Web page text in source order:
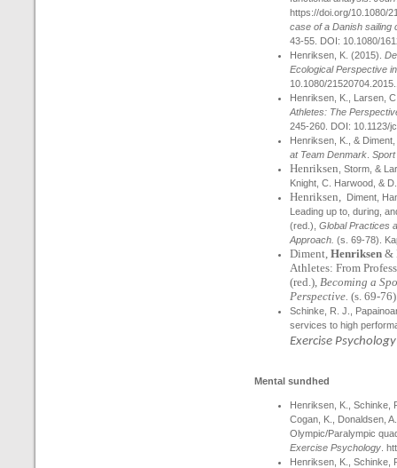
https://doi.org/10.1080/
case of a Danish sailing
43-55. DOI: 10.1080/
Henriksen , K. (2015).
Ecological Perspective
10.1080/
Henriksen, K ., Larsen,
Athletes: The
245-260. DOI: 10.1123/
Henriksen, K.
, &
at Team Denmark
Henriksen , Storm, &
Knight, C. Harwood, &
Henriksen, Diment,
Leading up to, during,
(red.), Global Practices
Approach. (s. 69-78).
Diment, Henriksen &
Athletes: From
(red.), Becoming a
Perspective. (s. 69-
Schinke, R. J.,
services to high
Exercise Psychology
Mental sundhed
Henriksen , K.,
Cogan, K., Donaldsen,
Olympic/Paralympic
Exercise Psychology .
Henriksen , K.,